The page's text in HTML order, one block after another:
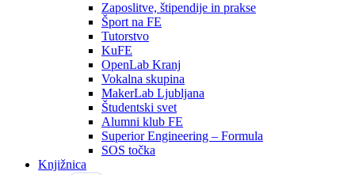
Zaposlitve, štipendije in prakse
Šport na FE
Tutorstvo
KuFE
OpenLab Kranj
Vokalna skupina
MakerLab Ljubljana
Študentski svet
Alumni klub FE
Superior Engineering – Formula
SOS točka
Knjižnica